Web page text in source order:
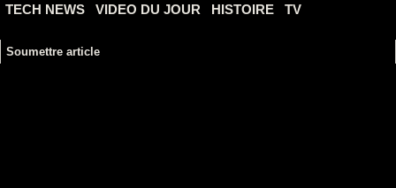
TECH NEWS
VIDEO DU JOUR HISTOIRE TV
Soumettre article